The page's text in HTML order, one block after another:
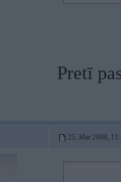
Pretī
25. Mar 2008,